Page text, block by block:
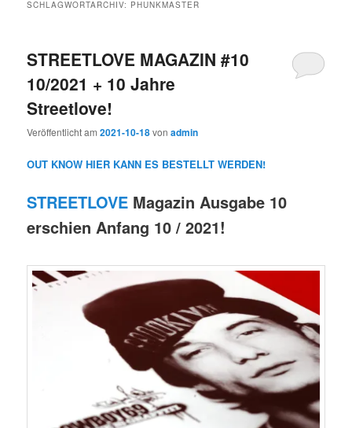
SCHLAGWORTARCHIV: PHUNKMASTER
STREETLOVE MAGAZIN #10
10/2021 + 10 Jahre
Streetlove!
Veröffentlicht am2021-10-18vonadmin
OUT KNOW HIER KANN ES BESTELLT WERDEN!
STREETLOVE Magazin Ausgabe 10
erschien Anfang 10 / 2021!